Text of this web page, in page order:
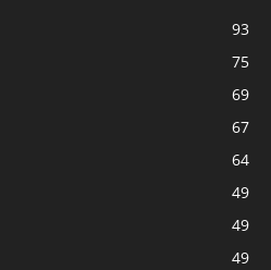
93
75
69
67
64
49
49
49